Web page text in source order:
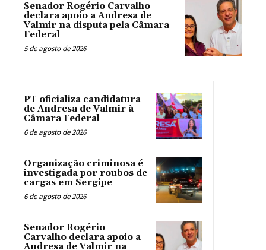
Senador Rogério Carvalho
declara apoio a Andresa de
Valmir na disputa pela Câmara
Federal
5 de agosto de 2026
PT oficializa candidatura
de Andresa de Valmir à
Câmara Federal
6 de agosto de 2026
Organização criminosa é
investigada por roubos de
cargas em Sergipe
6 de agosto de 2026
Senador Rogério
Carvalho declara apoio a
Andresa de Valmir na